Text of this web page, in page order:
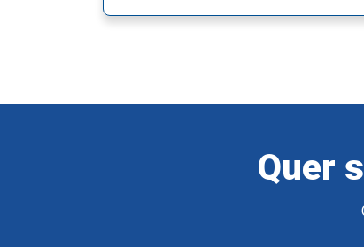
Quer